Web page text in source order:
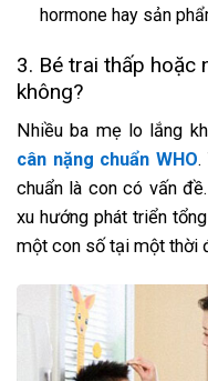
hormone hay sản
3. Bé trai thấp hoặc
không?
Nhiều ba mẹ lo lắng
cân nặng chuẩn WHO.
chuẩn là con có vấn
xu hướng phát triển
một con số tại một thời